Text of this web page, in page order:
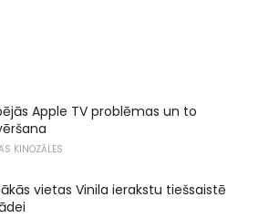
Apple TV problēmas un to
KINOZĀLES
vietas Vinila ierakstu tiešsaistē